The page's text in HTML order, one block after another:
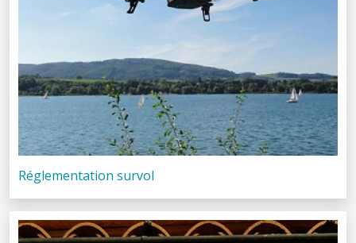
Réglementation survol